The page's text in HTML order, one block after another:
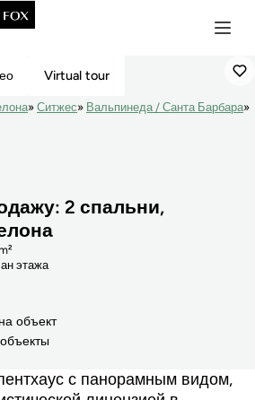
Virtual tour
Ситжес
Вальпинеда / Санта Барбара
2 спальни,
этажа
объект
с панорамным видом,